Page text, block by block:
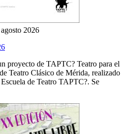
2026
proyecto de TAPTC? Teatro para el
Teatro Clásico de Mérida, realizado
de Teatro TAPTC?. Se